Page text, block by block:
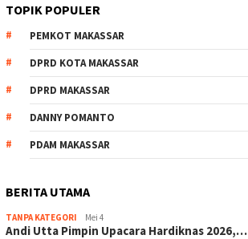
TOPIK POPULER
PEMKOT MAKASSAR
DPRD KOTA MAKASSAR
DPRD MAKASSAR
DANNY POMANTO
PDAM MAKASSAR
BERITA UTAMA
TANPA KATEGORI Mei 4
Andi Utta Pimpin Upacara Hardiknas 2026,…